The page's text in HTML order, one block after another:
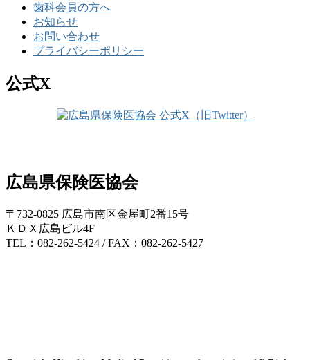
歯科会員の方へ
お知らせ
お問い合わせ
プライバシーポリシー
公式X
広島県保険医協会
〒732-0825 広島市南区金屋町2番15号
ＫＤＸ広島ビル4F
TEL：082-262-5424 / FAX：082-262-5427